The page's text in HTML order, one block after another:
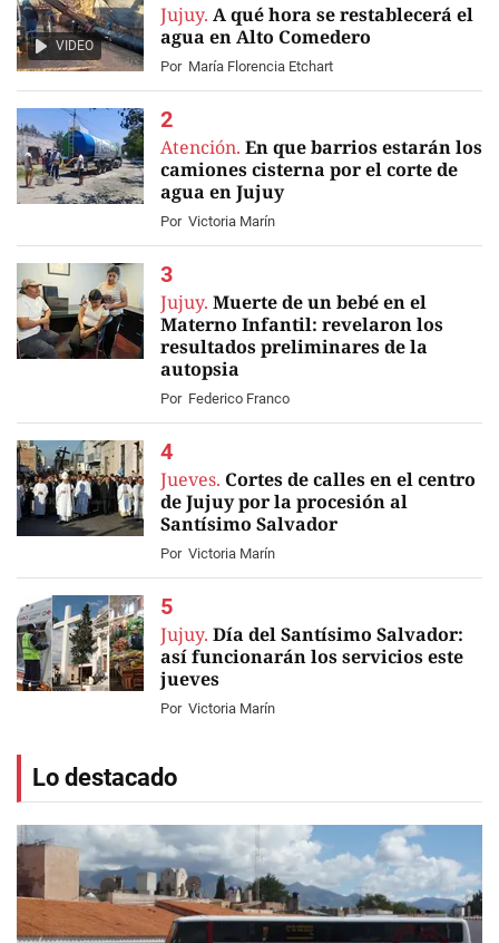
VIDEO
Jujuy. A qué hora se restablecerá el
agua en Alto Comedero
Por María Florencia Etchart
Atención. En que barrios estarán los
camiones cisterna por el corte de
agua en Jujuy
Por Victoria Marín
Jujuy. Muerte de un bebé en el
Materno Infantil: revelaron los
resultados preliminares de la
autopsia
Por Federico Franco
Jueves. Cortes de calles en el centro
de Jujuy por la procesión al
Santísimo Salvador
Por Victoria Marín
Jujuy. Día del Santísimo Salvador:
así funcionarán los servicios este
jueves
Por Victoria Marín
Lo destacado